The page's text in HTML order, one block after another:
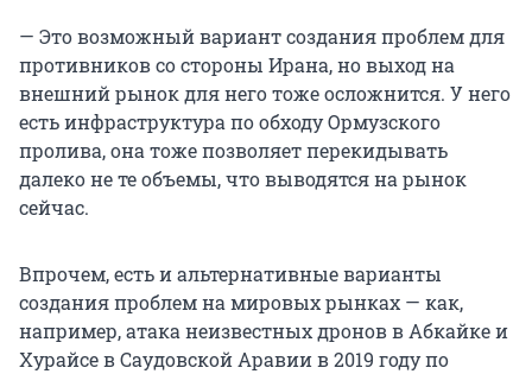
— Это возможный вариант создания проблем для
противников со стороны Ирана, но выход на
внешний рынок для него тоже осложнится. У него
есть инфраструктура по обходу Ормузского
пролива, она тоже позволяет перекидывать
далеко не те объемы, что выводятся на рынок
сейчас.
Впрочем, есть и альтернативные варианты
создания проблем на мировых рынках — как,
например, атака неизвестных дронов в Абкайке и
Хурайсе в Саудовской Аравиив 2019 годупо